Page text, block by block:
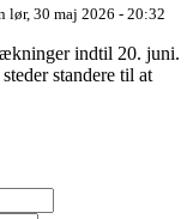
lør, 30 maj 2026 - 20:32
indtil 20. juni.
standere til at